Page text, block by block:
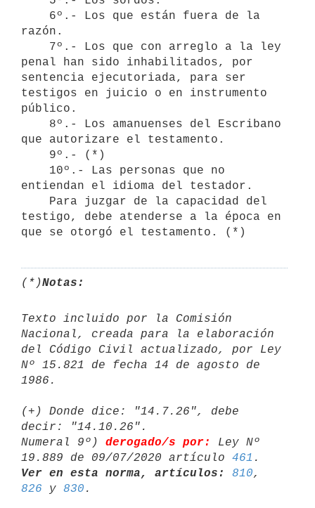
razón.
penal han sido inhabilitados, por
sentencia ejecutoriada, para ser
testigos en juicio o en instrumento
público.
que autorizare el testamento.
entiendan el idioma del testador.
testigo, debe atenderse a la época en
(*)Notas:
Texto incluido por la Comisión
Nacional, creada para la elaboración
del Código Civil actualizado, por Ley
Nº 15.821 de fecha 14 de agosto de
1986.
(+) Donde dice: "14.7.26", debe
decir: "14.10.26".
Numeral 9º) derogado/s por:
Ley Nº
19.889 de 09/07/2020 artículo 461
Ver en esta norma, artículos:
810
826 y 830